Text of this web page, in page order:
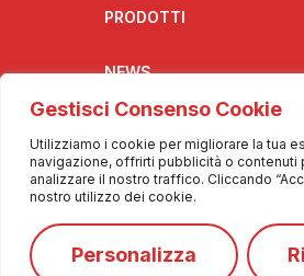
Gestisci Consenso Cookie
Utilizziamo i cookie per migliorare la tua
navigazione, offrirti pubblicità o contenuti
analizzare il nostro traffico. Cliccando
nostro utilizzo dei cookie.
Personalizza
PRODOTTI
NEWS
© 2025 Info De.Co. - Tutti i